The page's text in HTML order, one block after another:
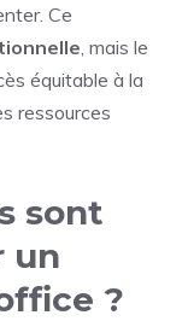
Ce
, mais le
équitable à la
ressources
sont
un
?